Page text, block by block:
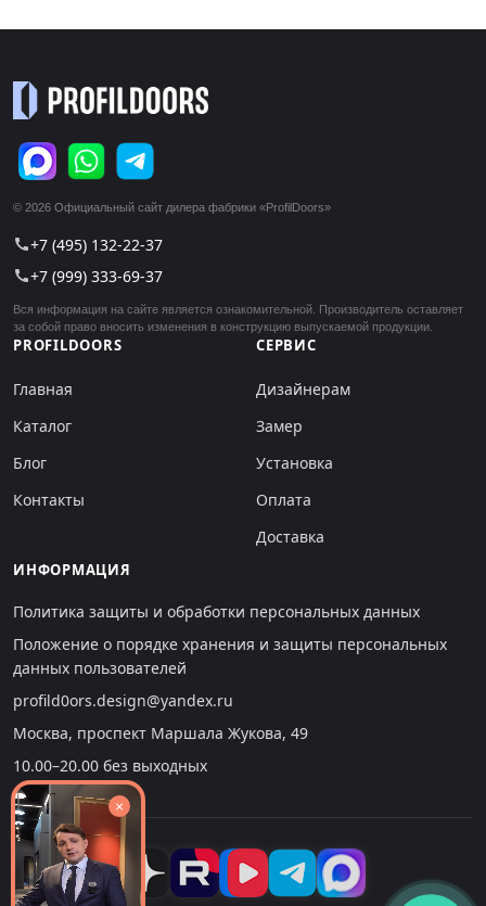
© 2026 Официальный сайт дилера фабрики «ProfilDoors»
call+7 (495) 132-22-37
call+7 (999) 333-69-37
Вся информация на сайте является ознакомительной. Производитель оставляет
за собой право вносить изменения в конструкцию выпускаемой продукции.
PROFILDOORS
Главная
Каталог
Блог
Контакты
СЕРВИС
Дизайнерам
Замер
Установка
Оплата
Доставка
ИНФОРМАЦИЯ
Политика защиты и обработки персональных данных
Положение о порядке хранения и защиты персональных
данных пользователей
profild0ors.design@yandex.ru
Москва, проспект Маршала Жукова, 49
10.00–20.00 без выходных
×